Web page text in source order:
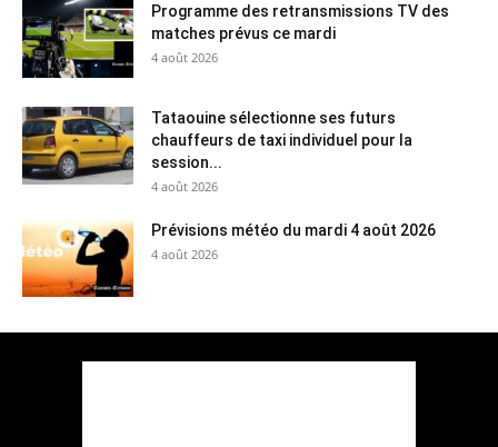
Programme des retransmissions TV des
matches prévus ce mardi
4 août 2026
Tataouine sélectionne ses futurs
chauffeurs de taxi individuel pour la
session...
4 août 2026
Prévisions météo du mardi 4 août 2026
4 août 2026